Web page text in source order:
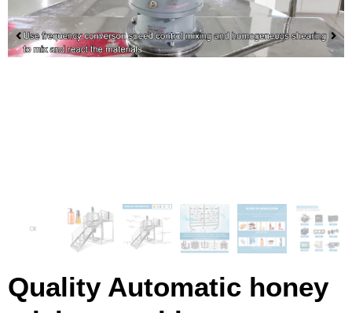
Quality Automatic honey